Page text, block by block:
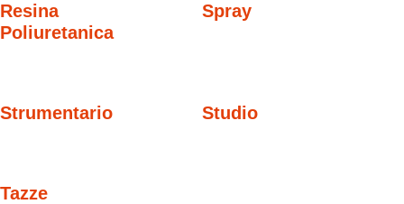
Resina
Poliuretanica
Spray
Strumentario Studio
Tazze